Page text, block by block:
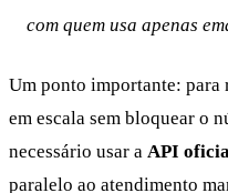
com quem usa apenas
Um ponto importante: para
em escala sem bloquear o
necessário usar a API
paralelo ao atendimento